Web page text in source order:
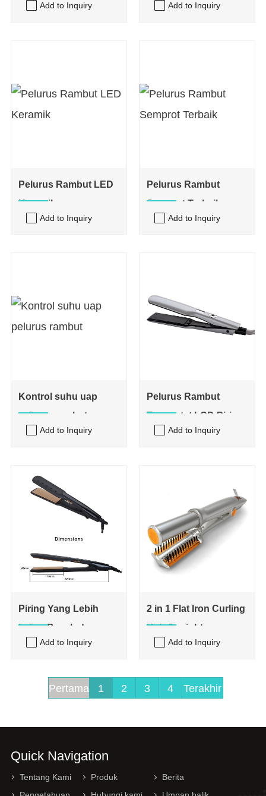
Kabel USB Isi Ulang
Add to Inquiry Add to Inquiry
Pelurus Rambut LED
Keramik
Add to Inquiry
Pelurus Rambut
Semprot Terbaik
Add to Inquiry
Kontrol suhu uap
pelurus rambut
Add to Inquiry
Pelurus Rambut
Termostat LCD Piring
LebarAdd to Inquiry
Piring Yang Lebih
Lebar Basah dan
Pelurus Kering
Add to Inquiry
2 in 1 Flat Iron Curling
Hair Straightener
Add to Inquiry
Pertama 1 2 3 4 Terakhir
Quick Navigation
Tentang Kami Produk
Berita